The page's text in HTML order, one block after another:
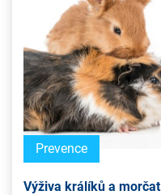
Prevence
Výživa králíků a morčat